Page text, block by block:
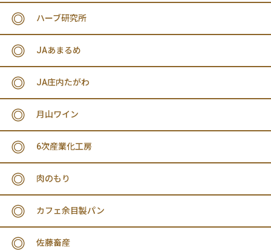
ハーブ研究所
JAあまるめ
JA庄内たがわ
月山ワイン
6次産業化工房
肉のもり
カフェ余目製パン
佐藤畜産